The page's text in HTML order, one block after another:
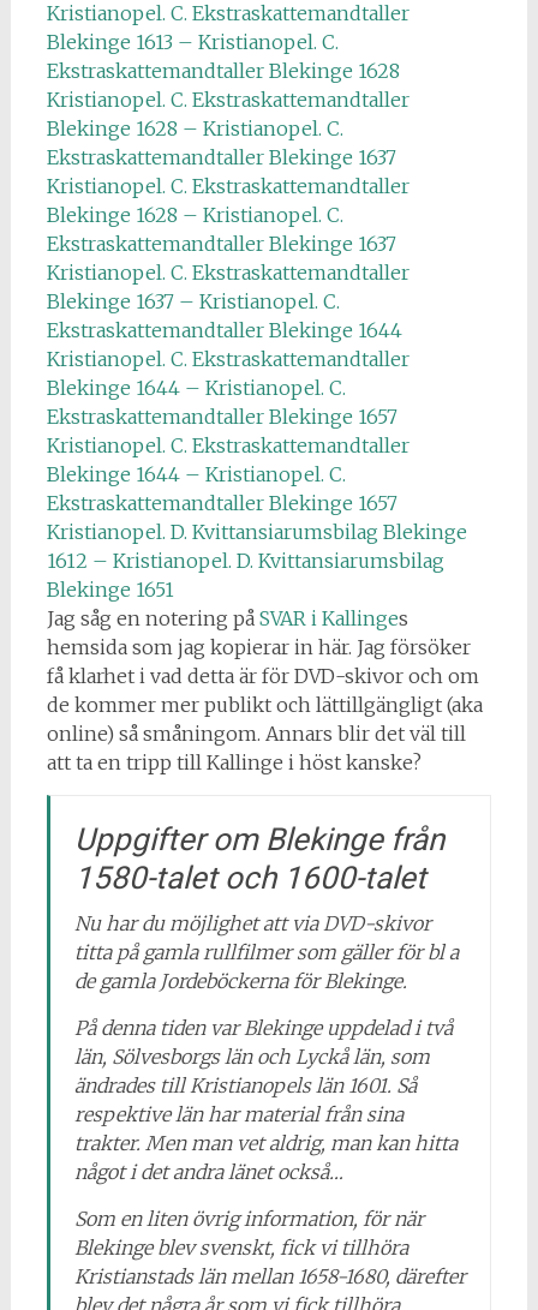
Kristianopel. C. Ekstraskattemandtaller
Blekinge 1613 – Kristianopel. C.
Ekstraskattemandtaller Blekinge 1628
Kristianopel. C. Ekstraskattemandtaller
Blekinge 1628 – Kristianopel. C.
Ekstraskattemandtaller Blekinge 1637
Kristianopel. C. Ekstraskattemandtaller
Blekinge 1628 – Kristianopel. C.
Ekstraskattemandtaller Blekinge 1637
Kristianopel. C. Ekstraskattemandtaller
Blekinge 1637 – Kristianopel. C.
Ekstraskattemandtaller Blekinge 1644
Kristianopel. C. Ekstraskattemandtaller
Blekinge 1644 – Kristianopel. C.
Ekstraskattemandtaller Blekinge 1657
Kristianopel. C. Ekstraskattemandtaller
Blekinge 1644 – Kristianopel. C.
Ekstraskattemandtaller Blekinge 1657
Kristianopel. D. Kvittansiarumsbilag Blekinge
1612 – Kristianopel. D. Kvittansiarumsbilag
Blekinge 1651
Jag såg en notering på SVAR i Kallinges
hemsida som jag kopierar in här. Jag försöker
få klarhet i vad detta är för DVD-skivor och om
de kommer mer publikt och lättillgängligt (aka
online) så småningom. Annars blir det väl till
att ta en tripp till Kallinge i höst kanske?
Uppgifter om Blekinge från
1580-talet och 1600-talet
Nu har du möjlighet att via DVD-skivor
titta på gamla rullfilmer som gäller för bl a
de gamla Jordeböckerna för Blekinge.
På denna tiden var Blekinge uppdelad i två
län, Sölvesborgs län och Lyckå län, som
ändrades till Kristianopels län 1601. Så
respektive län har material från sina
trakter. Men man vet aldrig, man kan hitta
något i det andra länet också…
Som en liten övrig information, för när
Blekinge blev svenskt, fick vi tillhöra
Kristianstads län mellan 1658-1680, därefter
blev det några år som vi fick tillhöra